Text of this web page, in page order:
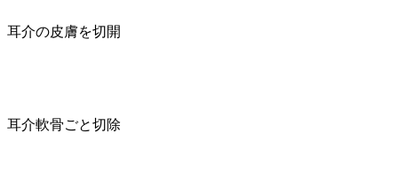
耳介の皮膚を切開
耳介軟骨ごと切除